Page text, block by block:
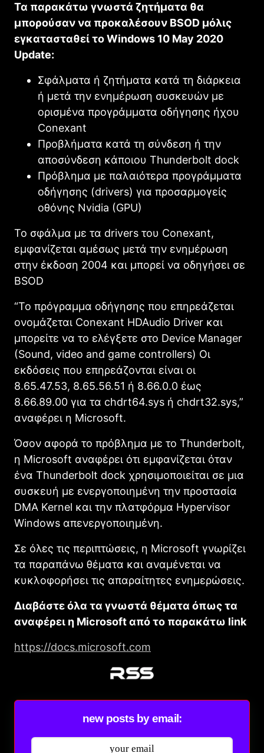
Τα παρακάτω γνωστά ζητήματα θα
μπορούσαν να προκαλέσουν BSOD μόλις
εγκατασταθεί το Windows 10 May 2020
Update:
Σφάλματα ή ζητήματα κατά τη διάρκεια
ή μετά την ενημέρωση συσκευών με
ορισμένα προγράμματα οδήγησης ήχου
Conexant
Προβλήματα κατά τη σύνδεση ή την
αποσύνδεση κάποιου Thunderbolt dock
Πρόβλημα με παλαιότερα προγράμματα
οδήγησης (drivers) για προσαρμογείς
οθόνης Nvidia (GPU)
Το σφάλμα με τα drivers του Conexant,
εμφανίζεται αμέσως μετά την ενημέρωση
στην έκδοση 2004 και μπορεί να οδηγήσει σε
BSOD
“Το πρόγραμμα οδήγησης που επηρεάζεται
ονομάζεται Conexant HDAudio Driver και
μπορείτε να το ελέγξετε στο Device Manager
(Sound, video and game controllers) Οι
εκδόσεις που επηρεάζονται είναι οι
8.65.47.53, 8.65.56.51 ή 8.66.0.0 έως
8.66.89.00 για τα chdrt64.sys ή chdrt32.sys,”
αναφέρει η Microsoft.
Όσον αφορά το πρόβλημα με το Thunderbolt,
η Microsoft αναφέρει ότι εμφανίζεται όταν
ένα Thunderbolt dock χρησιμοποιείται σε μια
συσκευή με ενεργοποιημένη την προστασία
DMA Kernel και την πλατφόρμα Hypervisor
Windows απενεργοποιημένη.
Σε όλες τις περιπτώσεις, η Microsoft γνωρίζει
τα παραπάνω θέματα και αναμένεται να
κυκλοφορήσει τις απαραίτητες ενημερώσεις.
Διαβάστε όλα τα γνωστά θέματα όπως τα
αναφέρει η Microsoft από το παρακάτω link
https://docs.microsoft.com
new posts by email: